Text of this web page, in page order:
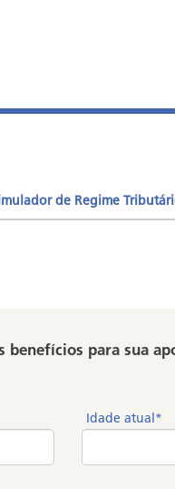
benefícios para sua
Idade atual*
de Regime